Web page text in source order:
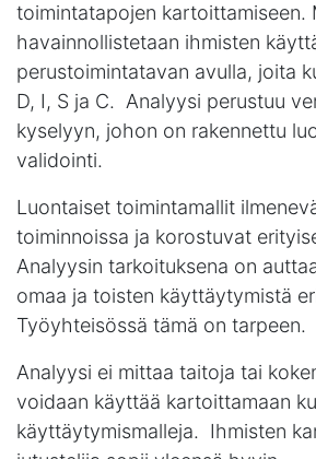
toimintatapojen kartoittamiseen.
havainnollistetaan ihmisten
perustoimintatavan avulla, joita
D, I, S ja C.
Analyysi perustuu
kyselyyn, johon on rakennettu
validointi.
Luontaiset toimintamallit
toiminnoissa ja korostuvat
Analyysin tarkoituksena on
omaa ja toisten käyttäytymistä
Työyhteisössä tämä on tarpeen.
Analyysi ei mittaa taitoja tai
voidaan käyttää kartoittamaan
käyttäytymismalleja. Ihmisten